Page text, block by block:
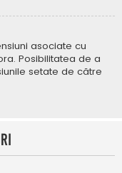
asociate cu
Posibilitatea de a
setate de către